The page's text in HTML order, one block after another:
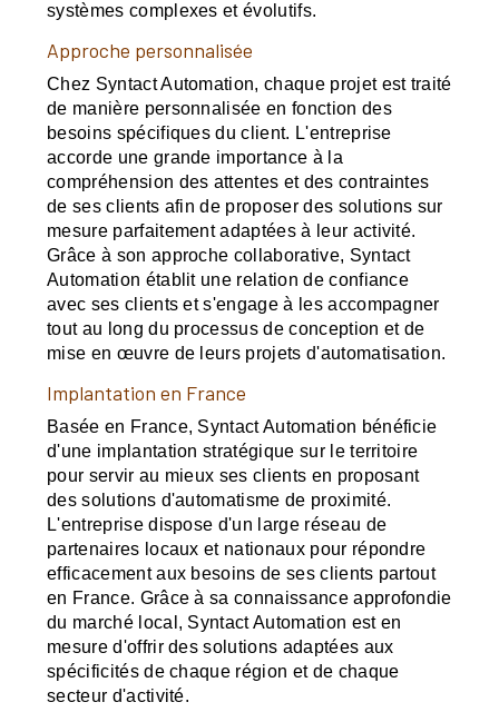
systèmes complexes et évolutifs.
Approche personnalisée
Chez Syntact Automation, chaque projet est traité
de manière personnalisée en fonction des
besoins spécifiques du client. L'entreprise
accorde une grande importance à la
compréhension des attentes et des contraintes
de ses clients afin de proposer des solutions sur
mesure parfaitement adaptées à leur activité.
Grâce à son approche collaborative, Syntact
Automation établit une relation de confiance
avec ses clients et s'engage à les accompagner
tout au long du processus de conception et de
mise en œuvre de leurs projets d'automatisation.
Implantation en France
Basée en France, Syntact Automation bénéficie
d'une implantation stratégique sur le territoire
pour servir au mieux ses clients en proposant
des solutions d'automatisme de proximité.
L'entreprise dispose d'un large réseau de
partenaires locaux et nationaux pour répondre
efficacement aux besoins de ses clients partout
en France. Grâce à sa connaissance approfondie
du marché local, Syntact Automation est en
mesure d'offrir des solutions adaptées aux
spécificités de chaque région et de chaque
secteur d'activité.